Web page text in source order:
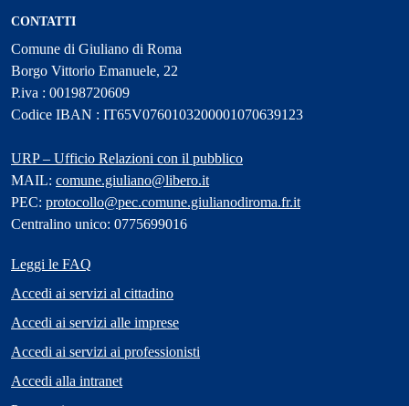
CONTATTI
Comune di Giuliano di Roma
Borgo Vittorio Emanuele, 22
P.iva : 00198720609
Codice IBAN : IT65V0760103200001070639123
URP – Ufficio Relazioni con il pubblico
MAIL: comune.giuliano@libero.it
PEC: protocollo@pec.comune.giulianodiroma.fr.it
Centralino unico: 0775699016
Leggi le FAQ
Accedi ai servizi al cittadino
Accedi ai servizi alle imprese
Accedi ai servizi ai professionisti
Accedi alla intranet